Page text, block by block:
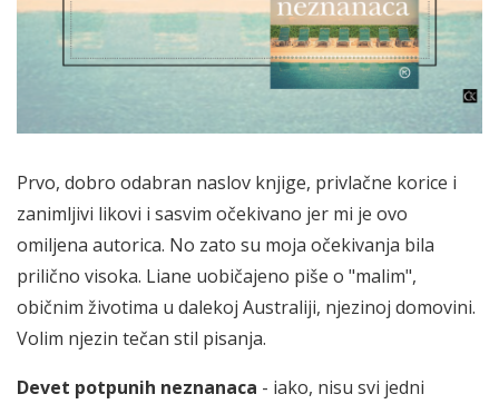
Prvo, dobro odabran naslov knjige, privlačne korice i
zanimljivi likovi i sasvim očekivano jer mi je ovo
omiljena autorica. No zato su moja očekivanja bila
prilično visoka. Liane uobičajeno piše o "malim",
običnim životima u dalekoj Australiji, njezinoj domovini.
Volim njezin tečan stil pisanja.
Devet potpunih neznanaca - iako, nisu svi jedni